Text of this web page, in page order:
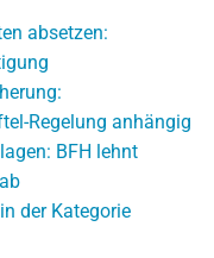
absetzen:
Regelung anhängig
BFH lehnt
der Kategorie